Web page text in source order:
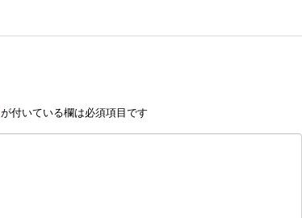
が付いている欄は必須項目です